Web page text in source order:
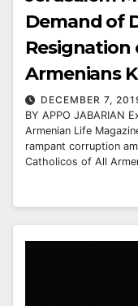
Demand of
Resignation
Armenians
DECEMBER 7,
BY APPO JABARIAN
Armenian Life
rampant corruption
Catholicos of All